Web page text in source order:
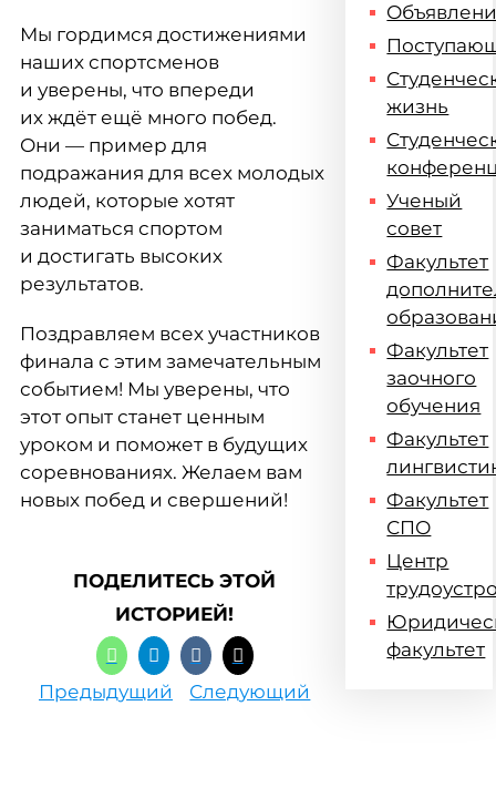
Мы гордимся достижениями
наших спортсменов
и уверены, что впереди
их ждёт ещё много побед.
Они — пример для
подражания для всех молодых
людей, которые хотят
заниматься спортом
и достигать высоких
результатов.
Поздравляем всех участников
финала с этим замечательным
событием! Мы уверены, что
этот опыт станет ценным
уроком и поможет в будущих
соревнованиях. Желаем вам
новых побед и свершений!
ПОДЕЛИТЕСЬ ЭТОЙ
ИСТОРИЕЙ!
Предыдущий Следующий
жизнь
Ученый
совет
Факультет
Факультет
заочного
обучения
Факультет
Факультет
СПО
Центр
факультет